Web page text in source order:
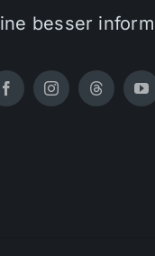
besser